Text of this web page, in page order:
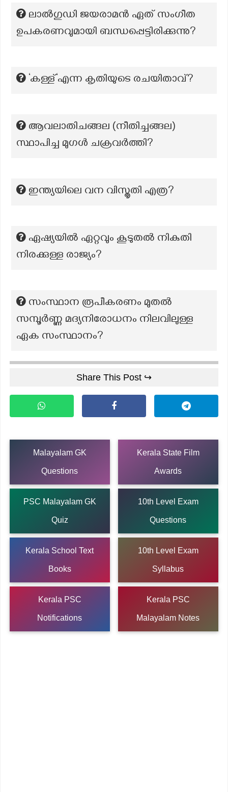
ലാൽഗുഡി ജയരാമൻ ഏത് സംഗീത
ഉപകരണവുമായി ബന്ധപ്പെട്ടിരിക്കുന്നു?
‘കള്ള്‘എന്ന കൃതിയുടെ രചയിതാവ്?
ആവലാതിചങ്ങല (നീതിച്ചങ്ങല)
സ്ഥാപിച്ച മുഗൾ ചക്രവർത്തി?
ഇന്ത്യയിലെ വന വിസ്തൃതി എത്ര?
ഏഷ്യയിൽ ഏറ്റവും കൂടുതൽ നികുതി
നിരക്കുള്ള രാജ്യം?
സംസ്ഥാന രൂപീകരണം മുതൽ
സമ്പൂർണ്ണ മദ്യനിരോധനം നിലവിലുള്ള
ഏക സംസ്ഥാനം?
Share This Post ↪
Malayalam GK
Questions
Kerala State Film
Awards
PSC Malayalam GK
Quiz
10th Level Exam
Questions
Kerala School Text
Books
10th Level Exam
Syllabus
Kerala PSC
Notifications
Kerala PSC
Malayalam Notes